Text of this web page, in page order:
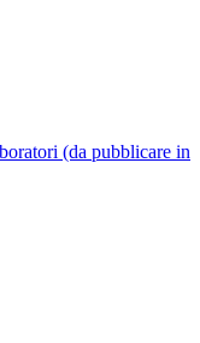
(da pubblicare in